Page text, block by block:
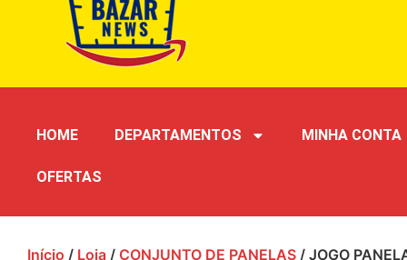
HOME DEPARTAMENTOS MINHA CONTA
OFERTAS
Início / Loja / CONJUNTO DE PANELAS / JOGO